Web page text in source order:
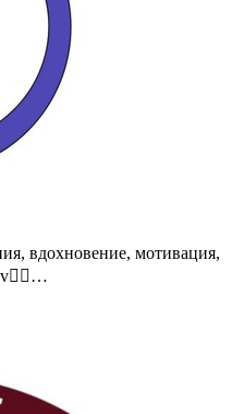
вдохновение, мотивация,